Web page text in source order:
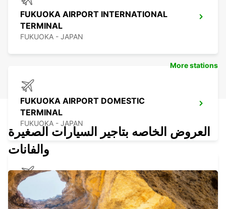
FUKUOKA AIRPORT INTERNATIONAL
TERMINAL
FUKUOKA - JAPAN
FUKUOKA AIRPORT DOMESTIC
TERMINAL
FUKUOKA - JAPAN
KAGOSHIMA AIRPORT
KIRISHIMA - JAPAN
More stations
العروض الخاصه بتاجير السيارات الصغيرة
والفانات